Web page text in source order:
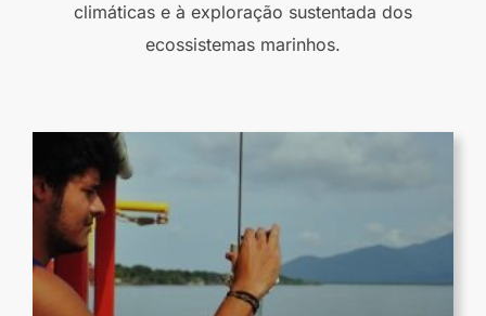
climáticas e à exploração sustentada dos
ecossistemas marinhos.